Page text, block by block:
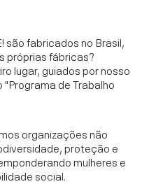
são fabricados no Brasil,
próprias fábricas?
lugar, guiados por nosso
de Trabalho
organizações não
proteção e
mulheres e
social.